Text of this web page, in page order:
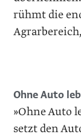
rühmt die
Ohne Auto
»Ohne Auto
setzt den